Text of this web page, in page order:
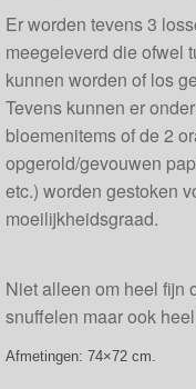
Er worden tevens 3
meegeleverd die ofwel
kunnen worden of los
Tevens kunnen er
bloemenitems of de 2
opgerold/gevouwen
etc.) worden gestoken
moeilijkheidsgraad.
Niet alleen om heel fijn
snuffelen maar ook
Afmetingen: 74×72 cm.